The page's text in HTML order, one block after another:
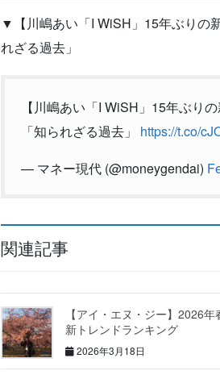
▼【川嶋あい「I WiSH」15年ぶりの
れざる過去」
【川嶋あい「I WiSH」15年ぶり
「知られざる過去」 https://t.co/
— マネー現代 (@moneygendai)
関連記事
【アイ・エヌ・ジー】2026
新トレンドランキング
2026年3月18日